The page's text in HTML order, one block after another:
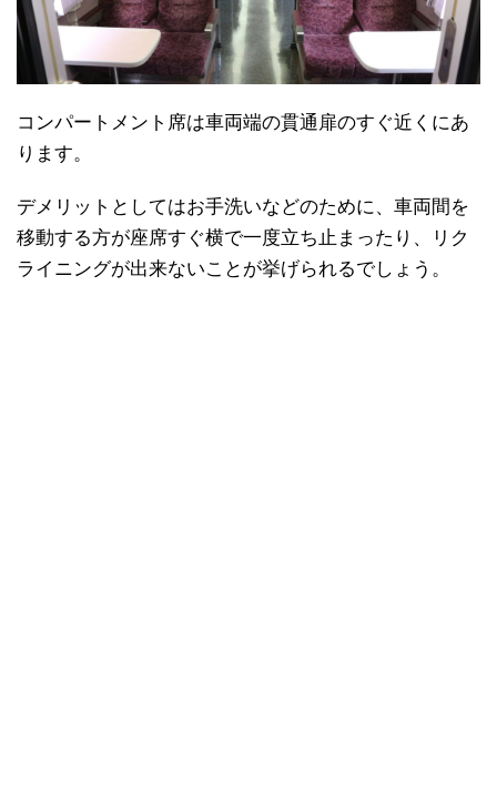
コンパートメント席は車両端の貫通扉のすぐ近くにあ
ります。
デメリットとしてはお手洗いなどのために、車両間を
移動する方が座席すぐ横で一度立ち止まったり、リク
ライニングが出来ないことが挙げられるでしょう。